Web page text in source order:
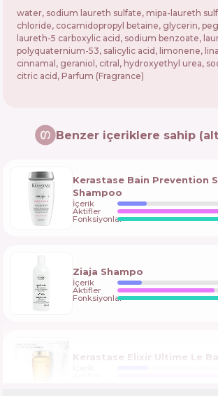
water, sodium laureth sulfate, mipa-laureth
chloride, cocamidopropyl betaine, glycerin,
laureth-5 carboxylic acid, sodium benzoate,
polyquaternium-53, salicylic acid, limonene,
cinnamal, geraniol, citral, hydroxyethyl urea,
citric acid, Parfum (Fragrance)
Benzer içeriklere sahip
Kerastase Bain Prevention
Shampoo
İçerik
Aktifler
Fonksiyonlar
Ziaja Shampo
İçerik
Aktifler
Fonksiyonlar
Kerastase Elixir Ultime Le